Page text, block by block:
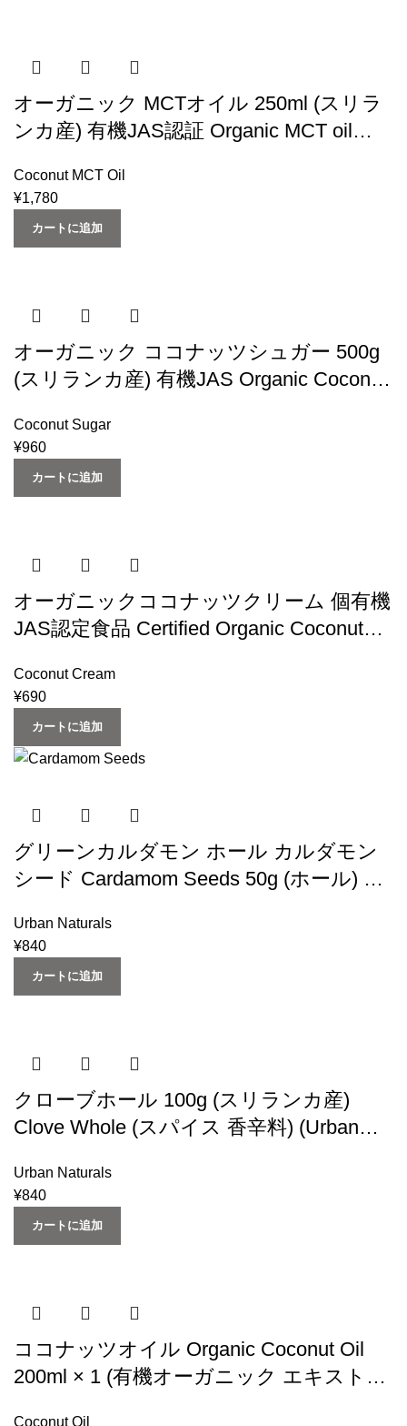
オーガニック MCTオイル 250ml (スリラ
ンカ産) 有機JAS認証 Organic MCT oil
Natural) 賞味期限2026年2月25日以降保証
Coconut MCT Oil
¥1,780
カートに追加
オーガニック ココナッツシュガー 500g
(スリランカ産) 有機JAS Organic Coconut
Coconut Sugar
¥960
カートに追加
オーガニックココナッツクリーム 個有機
JAS認定食品 Certified Organic Coconut
保存剤 (有機オーガニックココナッツク
リーム) (スリランカ産）Urban Natural (6
個)
Coconut Cream
¥690
カートに追加
グリーンカルダモン ホール カルダモン
シード Cardamom Seeds 50g (ホール) イ
ス 香辛料)
Urban Naturals
¥840
カートに追加
クローブホール 100g (スリランカ産)
Clove Whole (スパイス 香辛料) (Urban
Urban Naturals
¥840
カートに追加
ココナッツオイル Organic Coconut Oil
200ml × 1 (有機オーガニック エキストラ
Coconut Oil